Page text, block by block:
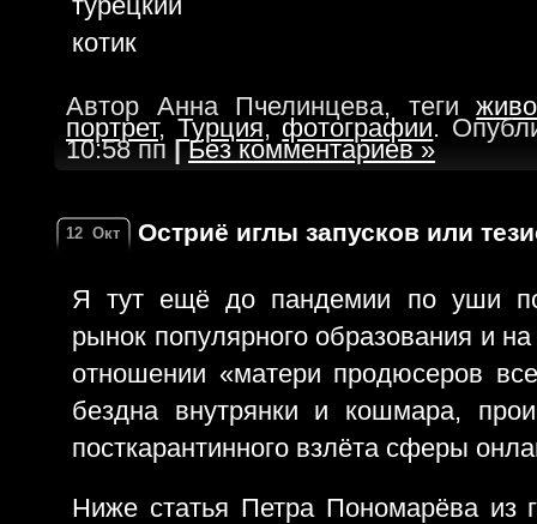
Автор Анна Пчелинцева, теги
портрет, Турция, фотографии.
10:58 пп | Без комментариев »
12 Окт Остриё иглы запусков или
Я тут ещё до пандемии по уши
рынок популярного образования и
отношении «матери продюсеров
бездна внутрянки и кошмара,
посткарантинного взлёта сферы
Ниже статья Петра Пономарёва из